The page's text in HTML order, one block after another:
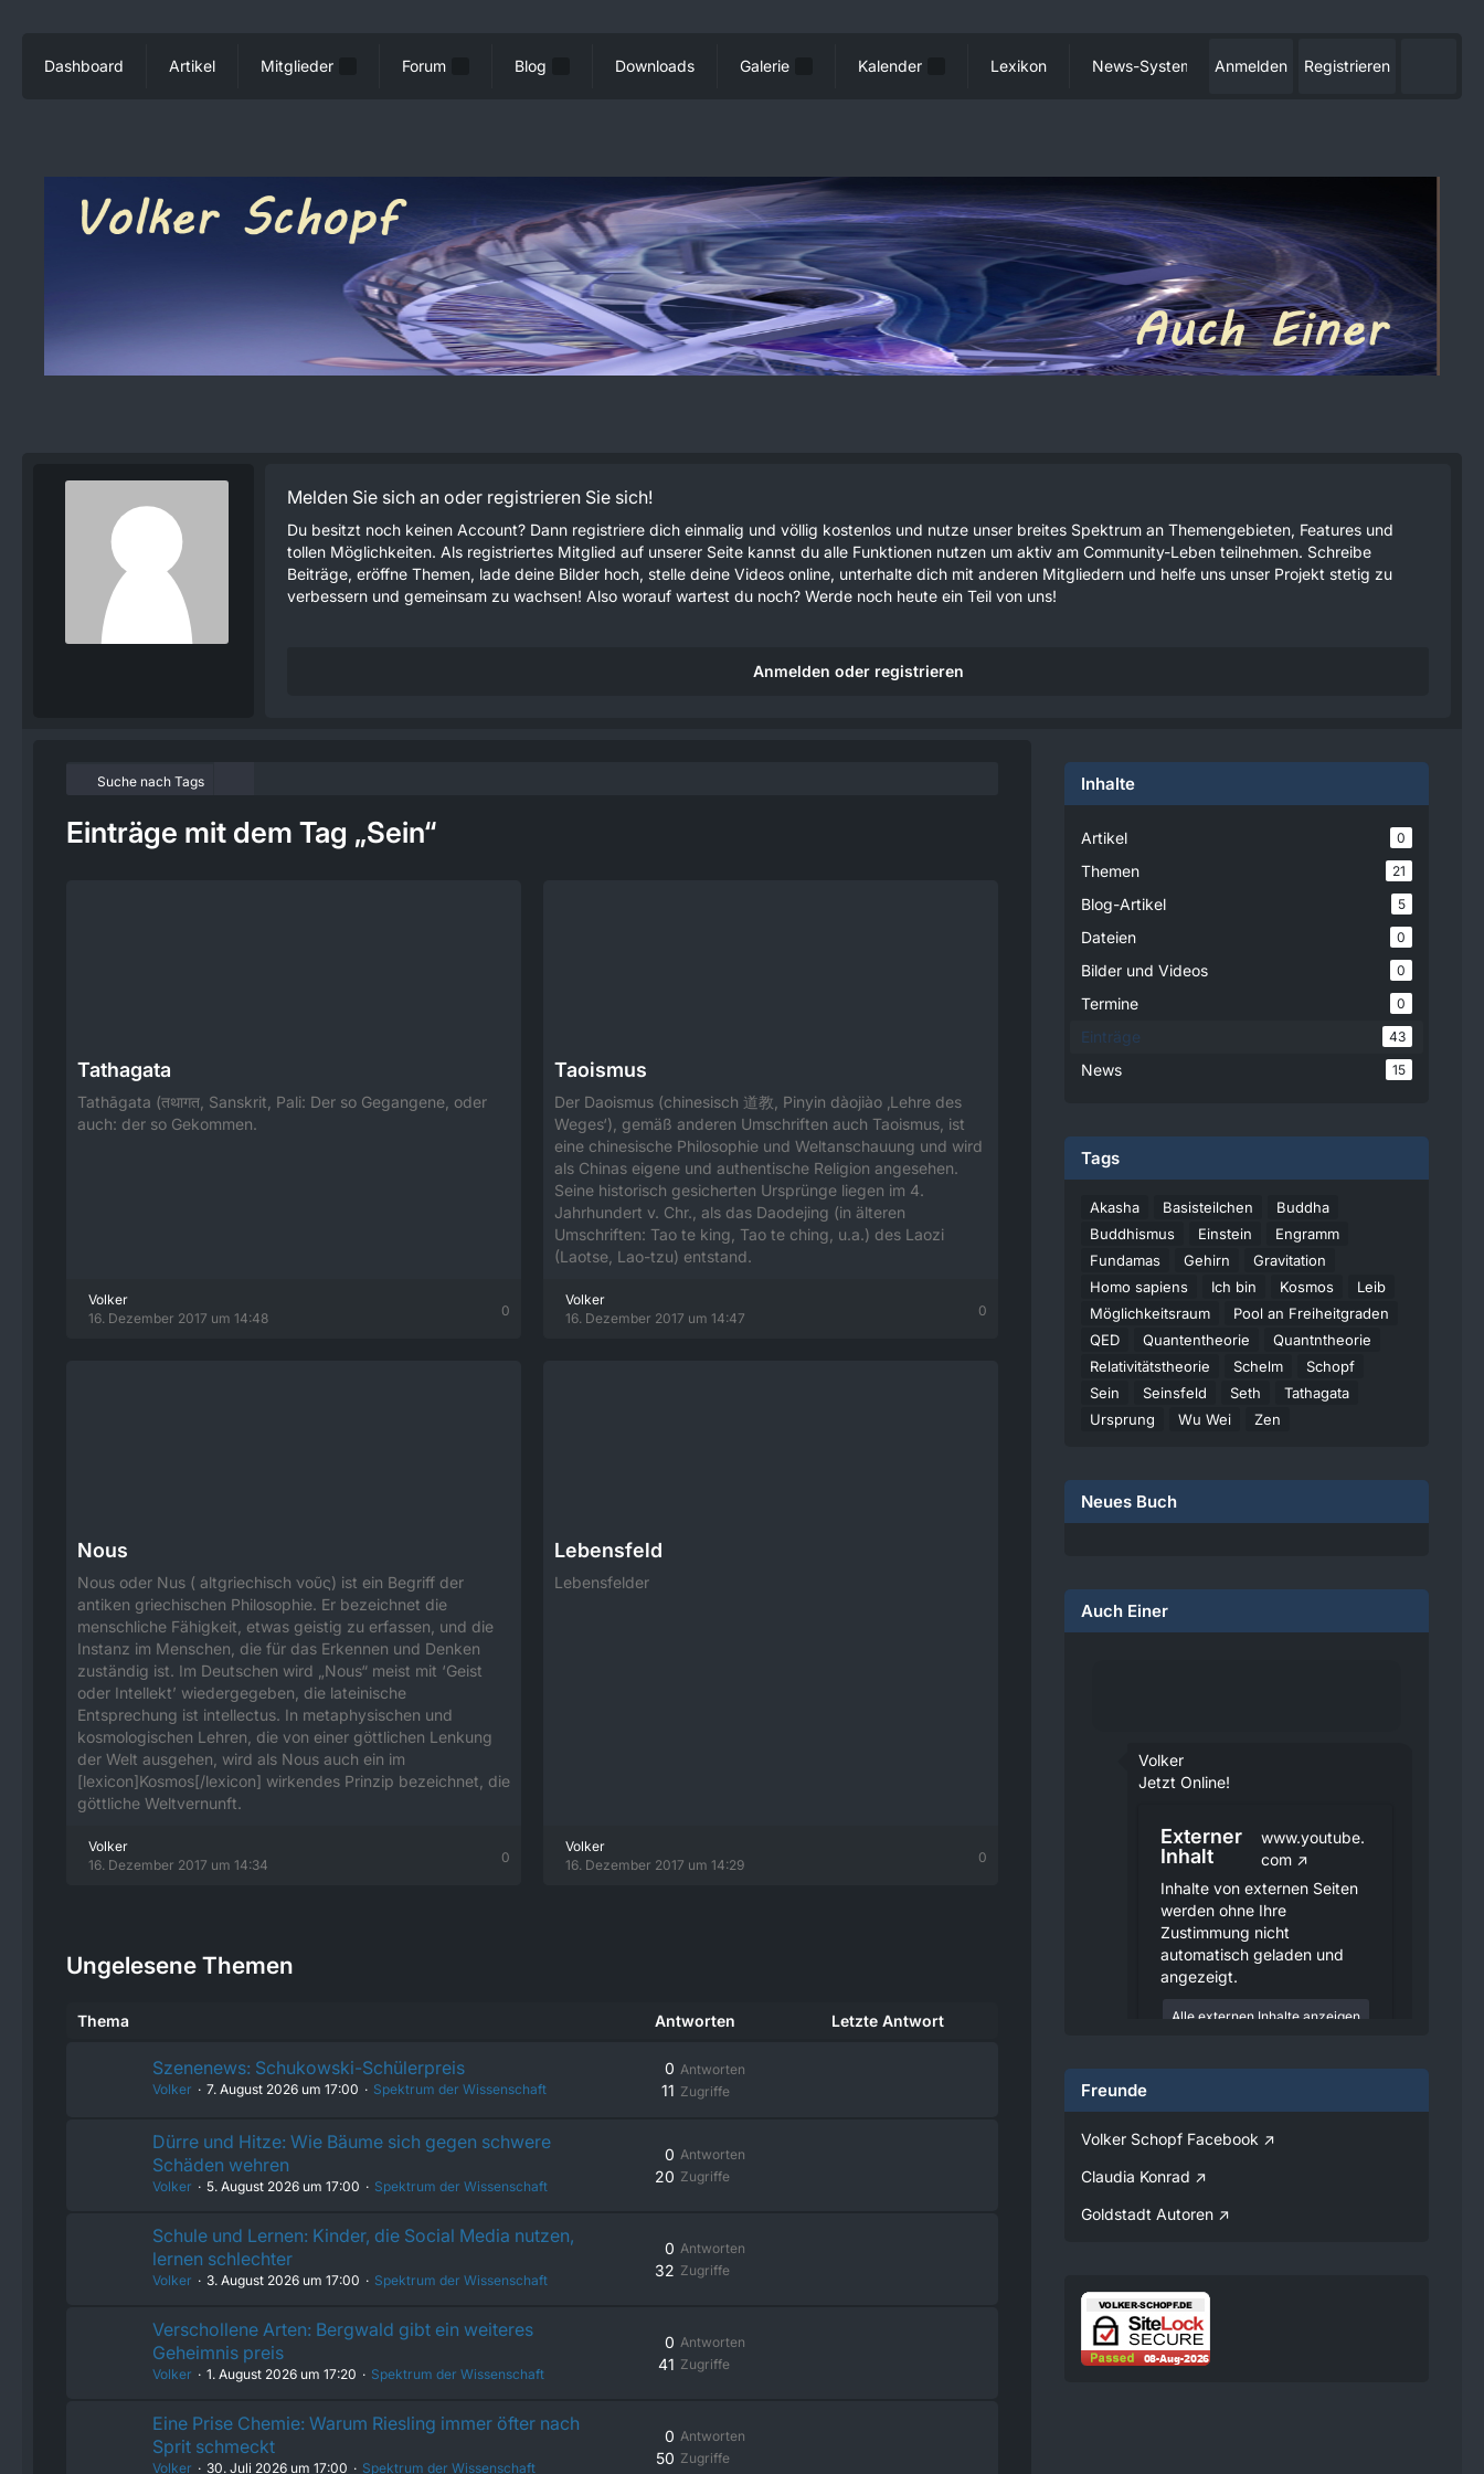
Dashboard Artikel Mitglieder Forum Blog Downloads Galerie Kalender Lexikon News-System Anmelden Registrieren
Melden Sie sich an oder registrieren Sie sich!
Du besitzt noch keinen Account? Dann registriere dich einmalig und völlig kostenlos und nutze unser breites Spektrum an Themengebieten, Features und
tollen Möglichkeiten. Als registriertes Mitglied auf unserer Seite kannst du alle Funktionen nutzen um aktiv am Community-Leben teilnehmen. Schreibe
Beiträge, eröffne Themen, lade deine Bilder hoch, stelle deine Videos online, unterhalte dich mit anderen Mitgliedern und helfe uns unser Projekt stetig zu
verbessern und gemeinsam zu wachsen! Also worauf wartest du noch? Werde noch heute ein Teil von uns!
Anmelden oder registrieren
Suche nach Tags
Einträge mit dem Tag „Sein“
Tathagata
Tathāgata (तथागत, Sanskrit, Pali: Der so Gegangene, oder
auch: der so Gekommen.
Volker
16. Dezember 2017 um 14:48
0
Taoismus
Der Daoismus (chinesisch 道教, Pinyin dàojiào ‚Lehre des
Weges‘), gemäß anderen Umschriften auch Taoismus, ist
eine chinesische Philosophie und Weltanschauung und wird
als Chinas eigene und authentische Religion angesehen.
Seine historisch gesicherten Ursprünge liegen im 4.
Jahrhundert v. Chr., als das Daodejing (in älteren
Umschriften: Tao te king, Tao te ching, u.a.) des Laozi
(Laotse, Lao-tzu) entstand.
Volker
16. Dezember 2017 um 14:47
0
Nous
Nous oder Nus ( altgriechisch νοῦς) ist ein Begriff der
antiken griechischen Philosophie. Er bezeichnet die
menschliche Fähigkeit, etwas geistig zu erfassen, und die
Instanz im Menschen, die für das Erkennen und Denken
zuständig ist. Im Deutschen wird „Nous“ meist mit ‘Geist
oder Intellekt’ wiedergegeben, die lateinische
Entsprechung ist intellectus. In metaphysischen und
kosmologischen Lehren, die von einer göttlichen Lenkung
der Welt ausgehen, wird als Nous auch ein im
[lexicon]Kosmos[/lexicon] wirkendes Prinzip bezeichnet, die
göttliche Weltvernunft.
Volker
16. Dezember 2017 um 14:34
0
Lebensfeld
Lebensfelder
Volker
16. Dezember 2017 um 14:29
0
Ungelesene Themen
Thema Antworten Letzte Antwort
Szenenews: Schukowski-Schülerpreis
Volker 7. August 2026 um 17:00 Spektrum der Wissenschaft
Antworten
0
Zugriffe
11
Dürre und Hitze: Wie Bäume sich gegen schwere
Schäden wehren
Volker 5. August 2026 um 17:00 Spektrum der Wissenschaft
Antworten
0
Zugriffe
20
Schule und Lernen: Kinder, die Social Media nutzen,
lernen schlechter
Volker 3. August 2026 um 17:00 Spektrum der Wissenschaft
Antworten
0
Zugriffe
32
Verschollene Arten: Bergwald gibt ein weiteres
Geheimnis preis
Volker 1. August 2026 um 17:20 Spektrum der Wissenschaft
Antworten
0
Zugriffe
41
Eine Prise Chemie: Warum Riesling immer öfter nach
Sprit schmeckt
Volker 30. Juli 2026 um 17:00 Spektrum der Wissenschaft
Antworten
0
Zugriffe
50
Inhalte
Artikel 0
Themen 21
Blog-Artikel 5
Dateien 0
Bilder und Videos 0
Termine 0
Einträge 43
News 15
Tags
Akasha Basisteilchen
Buddha
Buddhismus
Einstein
Engramm
Fundamas
Gehirn
Gravitation
Homo sapiens
Ich bin Kosmos
Leib
Möglichkeitsraum
Pool an Freiheitgraden
QED
Quantentheorie
Quantntheorie
Relativitätstheorie
Schelm
Schopf
Sein
Seinsfeld Seth
Tathagata
Ursprung
Wu Wei Zen
Neues Buch
Auch Einer
Volker
Jetzt Online!
Externer
Inhalt
www.youtube.
com
Inhalte von externen Seiten
werden ohne Ihre
Zustimmung nicht
automatisch geladen und
angezeigt.
Alle externen Inhalte anzeigen
externen Inhalte erklären Sie sich
personenbezogene Daten an
Drittplattformen übermittelt
werden. Mehr Informationen
dazu haben wir in unserer
Datenschutzerklärung zur
Verfügung gestellt.
Volker
Jetzt Online!
Freunde
Volker Schopf Facebook
Claudia Konrad
Goldstadt Autoren